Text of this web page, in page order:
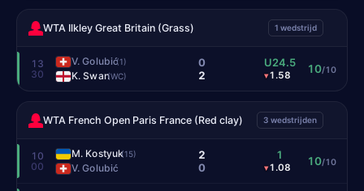
WTA Ilkley Great Britain (Grass) 1 wedstrijd
13
30
V. Golubić(1)
K. Swan(WC)
0
2
U24.5
▾1.58 10/10
WTA French Open Paris France (Red clay) 3 wedstrijden
10
00
M. Kostyuk(15)
V. Golubić
2
0
1
▾1.08 10/10